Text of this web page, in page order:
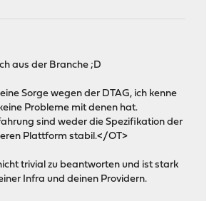
aus der Branche ;D
Sorge wegen der DTAG, ich kenne
Probleme mit denen hat.
sind weder die Spezifikation der
Plattform stabil.</OT>
trivial zu beantworten und ist stark
Infra und deinen Providern.